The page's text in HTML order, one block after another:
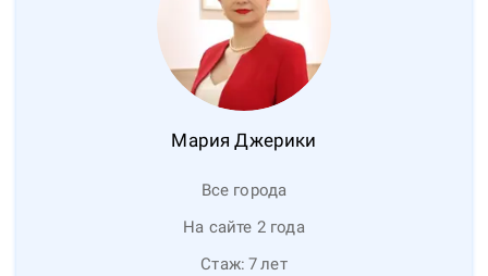
Мария Джерики
Все города
На сайте 2 года
Стаж: 7лет